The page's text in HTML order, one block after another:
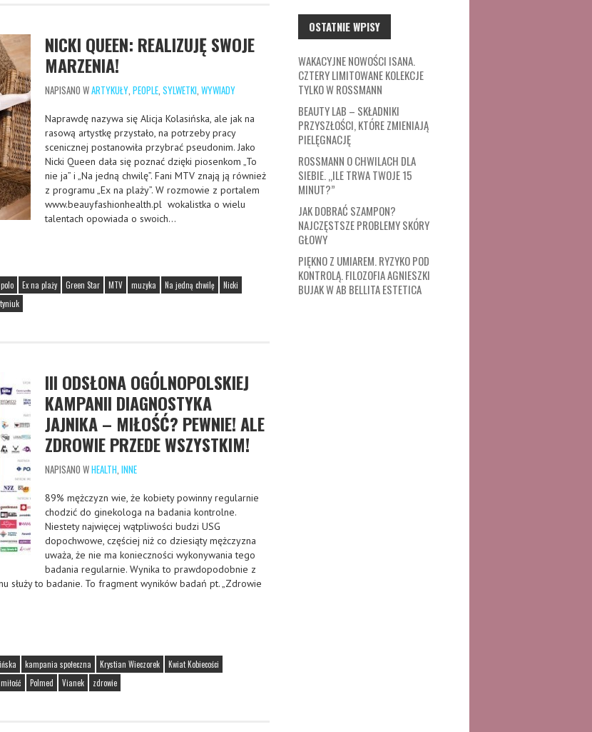
NICKI QUEEN: REALIZUJĘ SWOJE
MARZENIA!
NAPISANO WARTYKUŁY, PEOPLE, SYLWETKI, WYWIADY
Naprawdę nazywa się Alicja Kolasińska, ale jak na
rasową artystkę przystało, na potrzeby pracy
scenicznej postanowiła przybrać pseudonim. Jako
Nicki Queen dała się poznać dzięki piosenkom „To
nie ja” i „Na jedną chwilę”. Fani MTV znają ją również
z programu „Ex na plaży”. W rozmowie z portalem
www.beauyfashionhealth.pl wokalistka o wielu
talentach opowiada o swoich…
Ex na plaży Green Star MTV muzyka Na jedną chwilę
Nicki
III ODSŁONA OGÓLNOPOLSKIEJ
KAMPANII DIAGNOSTYKA
JAJNIKA – MIŁOŚĆ? PEWNIE! ALE
ZDROWIE PRZEDE WSZYSTKIM!
NAPISANO WHEALTH, INNE
89% mężczyzn wie, że kobiety powinny regularnie
chodzić do ginekologa na badania kontrolne.
Niestety najwięcej wątpliwości budzi USG
dopochwowe, częściej niż co dziesiąty mężczyzna
uważa, że nie ma konieczności wykonywania tego
badania regularnie. Wynika to prawdopodobnie z
służy to badanie. To fragment wyników badań pt. „Zdrowie
kampania społeczna Krystian Wieczorek
Kwiat Kobiecości
miłość Polmed Vianek zdrowie
OSTATNIE WPISY
WAKACYJNE NOWOŚCI ISANA.
CZTERY LIMITOWANE KOLEKCJE
TYLKO W ROSSMANN
BEAUTY LAB – SKŁADNIKI
PRZYSZŁOŚCI, KTÓRE ZMIENIAJĄ
PIELĘGNACJĘ
ROSSMANN O CHWILACH DLA
SIEBIE. „ILE TRWA TWOJE 15
MINUT?”
JAK DOBRAĆ SZAMPON?
NAJCZĘSTSZE PROBLEMY SKÓRY
GŁOWY
PIĘKNO Z UMIAREM. RYZYKO POD
KONTROLĄ. FILOZOFIA AGNIESZKI
BUJAK W AB BELLITA ESTETICA